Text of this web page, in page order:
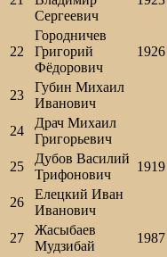
Сергеевич
22
Городничев
Григорий
Фёдорович
1926
23
Губин Михаил
Иванович
24
Драч Михаил
Григорьевич
25
Дубов Василий
Трифонович
1919
26
Елецкий Иван
Иванович
27
Жасыбаев
Мудзибай
1987